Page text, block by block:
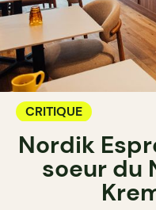
CRITIQUE
Nordik
soeur du